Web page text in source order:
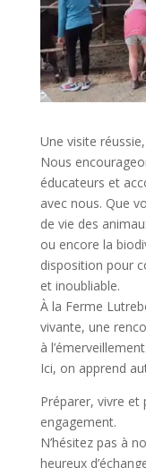
Une visite
Nous
éducateurs et
avec nous. Que
de vie des
ou encore la
disposition pour
et inoubliable.
À la Ferme
vivante, une
à l’émerveillement.
Ici, on apprend
Préparer, vivre
engagement.
N’hésitez pas à
heureux